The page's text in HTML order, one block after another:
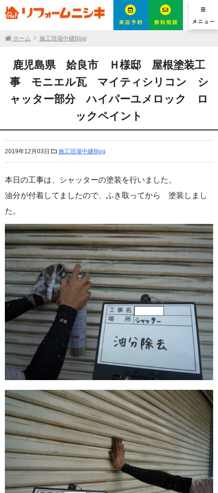
ホーム 施工現場中継Blog
鹿児島県 姶良市 Ｈ様邸 屋根塗装工
事 モニエル瓦 マイティシリコン シ
ャッター部分 ハイパーユメロック ロ
ックペイント
2019年12月03日 施工現場中継Blog
本日の工事は、シャッターの塗装を行いました。
油分が付着してましたので、ふき取ってから 塗装しまし
た。